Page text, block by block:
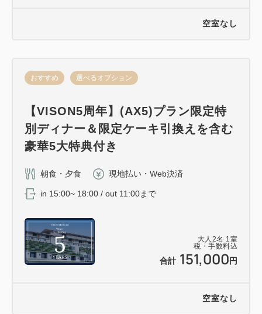
空室なし
大人 2名 1室
税・手数料込
合計 151,000 円
おすすめ 選べるオプション
【VISON5周年】(AX5)プラン限定特
別ディナー＆限定ケーキ引換えを含む
豪華5大特典付き
朝食・夕食 現地払い・Web決済
in 15:00~ 18:00 / out 11:00まで
空室なし